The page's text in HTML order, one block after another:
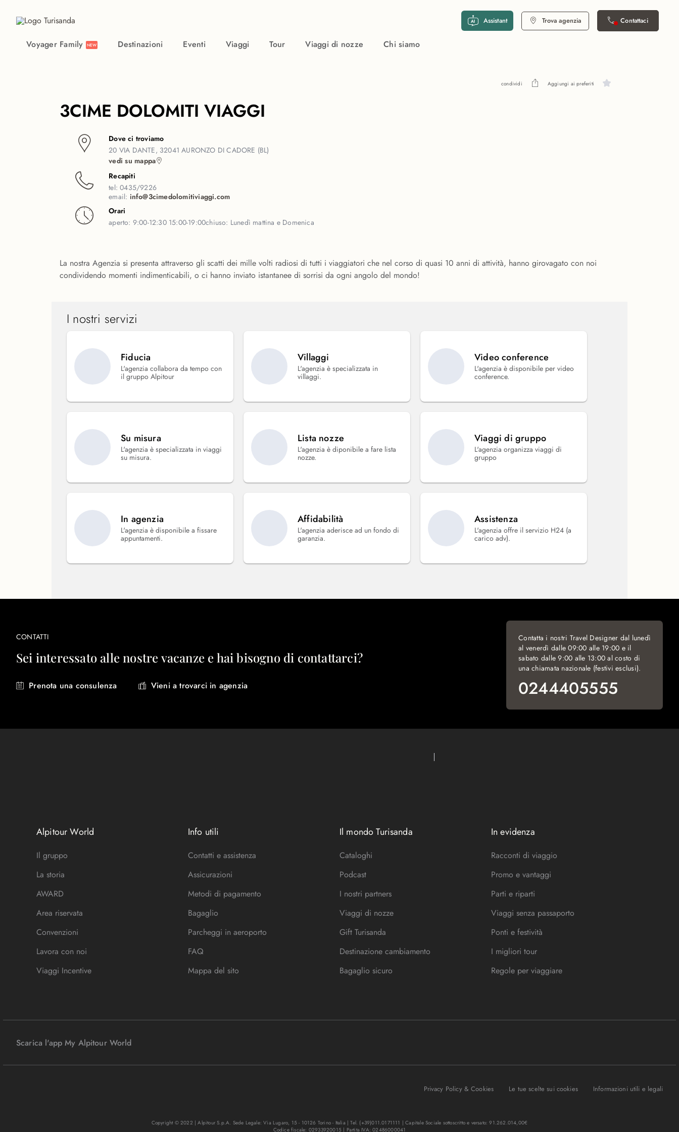
Assistant Trova agenzia Contattaci
Voyager Family NEW Destinazioni Eventi Viaggi Tour Viaggi di nozze Chi siamo
condividi Aggiungi ai preferiti
3CIME DOLOMITI VIAGGI
Dove ci troviamo
20 VIA DANTE, 32041 AURONZO DI CADORE (BL)
vedi su mappa
Recapiti
tel:0435/9226
email: info@3cimedolomitiviaggi.com
Orari
aperto: 9:00-12:30 15:00-19:00chiuso: Lunedì mattina e Domenica
La nostra Agenzia si presenta attraverso gli scatti dei mille volti radiosi di tutti i viaggiatori che nel corso di quasi 10 anni di attività, hanno girovagato con noi
condividendo momenti indimenticabili, o ci hanno inviato istantanee di sorrisi da ogni angolo del mondo!
I nostri servizi
Fiducia
L'agenzia collabora da tempo con
il gruppo Alpitour
Villaggi
L'agenzia è specializzata in
villaggi.
Video conference
L'agenzia è disponibile per video
conference.
Su misura
L'agenzia è specializzata in viaggi
su misura.
Lista nozze
L'agenzia è diponibile a fare lista
nozze.
Viaggi di gruppo
L'agenzia organizza viaggi di
gruppo
In agenzia
L'agenzia è disponibile a fissare
appuntamenti.
Affidabilità
L'agenzia aderisce ad un fondo di
garanzia.
Assistenza
L'agenzia offre il servizio H24 (a
carico adv).
CONTATTI
Sei interessato alle nostre vacanze e hai bisogno di contattarci?
Prenota una consulenza Vieni a trovarci in agenzia
Contatta i nostri Travel Designer dal lunedì
al venerdì dalle 09:00 alle 19:00 e il
sabato dalle 9:00 alle 13:00 al costo di
una chiamata nazionale (festivi esclusi).
0244405555
Alpitour World
Il gruppo
La storia
AWARD
Area riservata
Convenzioni
Lavora con noi
Viaggi Incentive
Info utili
Contatti e assistenza
Assicurazioni
Metodi di pagamento
Bagaglio
Parcheggi in aeroporto
FAQ
Mappa del sito
Il mondo Turisanda
Cataloghi
Podcast
I nostri partners
Viaggi di nozze
Gift Turisanda
Destinazione cambiamento
Bagaglio sicuro
In evidenza
Racconti di viaggio
Promo e vantaggi
Parti e riparti
Viaggi senza passaporto
Ponti e festività
I migliori tour
Regole per viaggiare
Scarica l'app My Alpitour World
Privacy Policy & Cookies Le tue scelte sui cookies Informazioni utili e legali
Copyright © 2022 | Alpitour S.p.A. Sede Legale: Via Lugaro, 15 - 10126 Torino - Italia | Tel. (+39)011.0171111 | Capitale Sociale sottoscritto e versato: 91.262.014,00€
Codice fiscale: 02933920015 | Partita IVA: 02486000041